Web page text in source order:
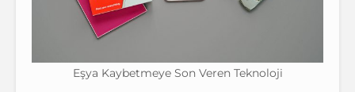
Eşya Kaybetmeye Son Veren Teknoloji